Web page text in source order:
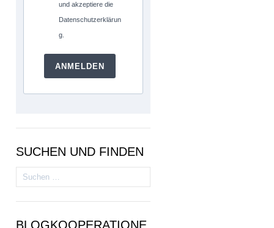
und akzeptiere die
Datenschutzerklärun
g.
ANMELDEN
SUCHEN UND FINDEN
Suchen
nach:
BLOGKOOPERATIONE